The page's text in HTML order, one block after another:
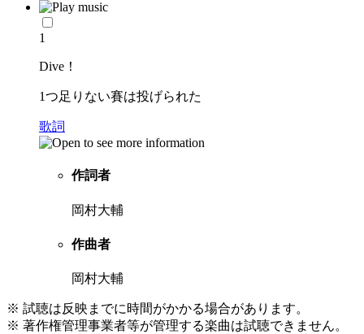
1
Dive！
1つ足りない賽は投げられた
歌詞
作詞者
岡村大輔
作曲者
岡村大輔
※ 試聴は反映までに時間がかかる場合があります。
※ 著作権管理事業者等が管理する楽曲は試聴できません。